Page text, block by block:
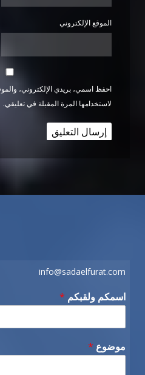
الموقع الإلكتروني
احفظ اسمي، بريدي الإلكتروني،
لاستخدامها المرة المقبلة في تعليقي.
info@sadaelfurat.com
اسمكم ولقبكم *
موضوع *